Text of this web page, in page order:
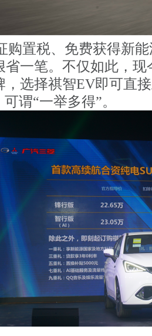
购置税、免费获得新
省一笔。不仅如此，
，选择祺智EV即可直
谓“一举多得”。